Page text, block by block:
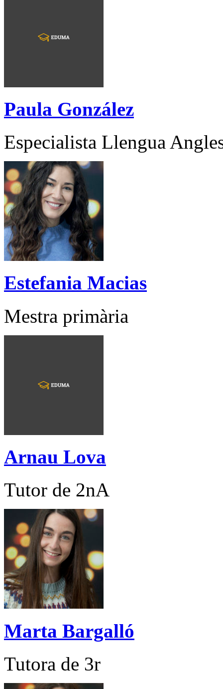
Paula González
Especialista Llengua
Estefania Macias
Mestra primària
Arnau Lova
Tutor de 2nA
Marta Bargalló
Tutora de 3r